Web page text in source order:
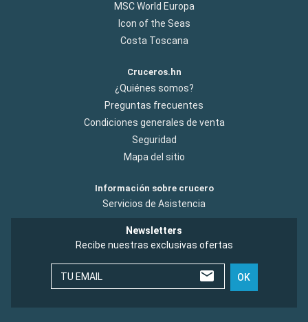
MSC World Europa
Icon of the Seas
Costa Toscana
Cruceros.hn
¿Quiénes somos?
Preguntas frecuentes
Condiciones generales de venta
Seguridad
Mapa del sitio
Información sobre crucero
Servicios de Asistencia
Newsletters
Recibe nuestras exclusivas ofertas
TU EMAIL OK